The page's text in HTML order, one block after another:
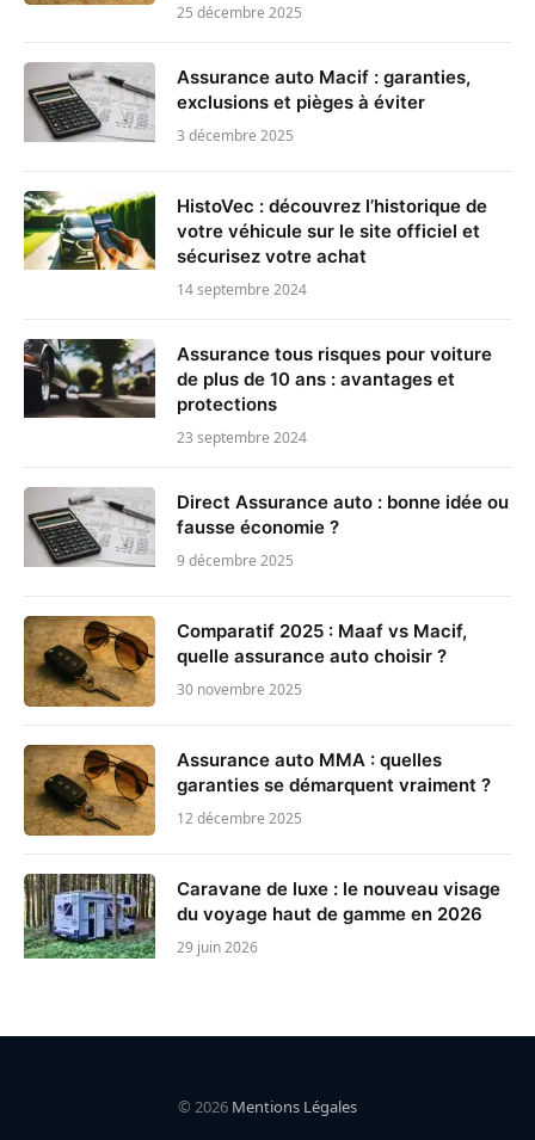
25 décembre 2025
Assurance auto Macif : garanties,
exclusions et pièges à éviter
3 décembre 2025
HistoVec : découvrez l’historique de
votre véhicule sur le site officiel et
sécurisez votre achat
14 septembre 2024
Assurance tous risques pour voiture
de plus de 10 ans : avantages et
protections
23 septembre 2024
Direct Assurance auto : bonne idée ou
fausse économie ?
9 décembre 2025
Comparatif 2025 : Maaf vs Macif,
quelle assurance auto choisir ?
30 novembre 2025
Assurance auto MMA : quelles
garanties se démarquent vraiment ?
12 décembre 2025
Caravane de luxe : le nouveau visage
du voyage haut de gamme en 2026
29 juin 2026
© 2026 Mentions Légales